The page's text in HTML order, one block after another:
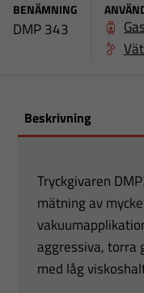
BENÄMNING
DMP 343
Beskrivning
Tryckgivaren
mätning av
aggressiva, torra
med låg